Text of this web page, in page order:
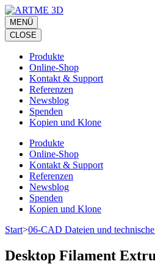
Zum
Inhalt
springen
(Eingabetaste
drücken)
MENÜ
CLOSE
Produkte
Online-Shop
Kontakt & Support
Referenzen
Newsblog
Spenden
Kopien und Klone
Produkte
Online-Shop
Kontakt & Support
Referenzen
Newsblog
Spenden
Kopien und Klone
Start>06-CAD Dateien und
Desktop Filament